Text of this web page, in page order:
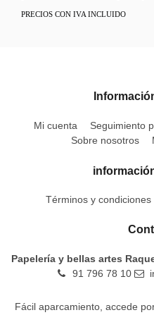
PRECIOS CON IVA INCLUIDO
Mi cuenta
Seguimiento
Sobre nosotros
Términos y condiciones
Papelería y bellas artes
91 796 78 10
Fácil aparcamiento, accede